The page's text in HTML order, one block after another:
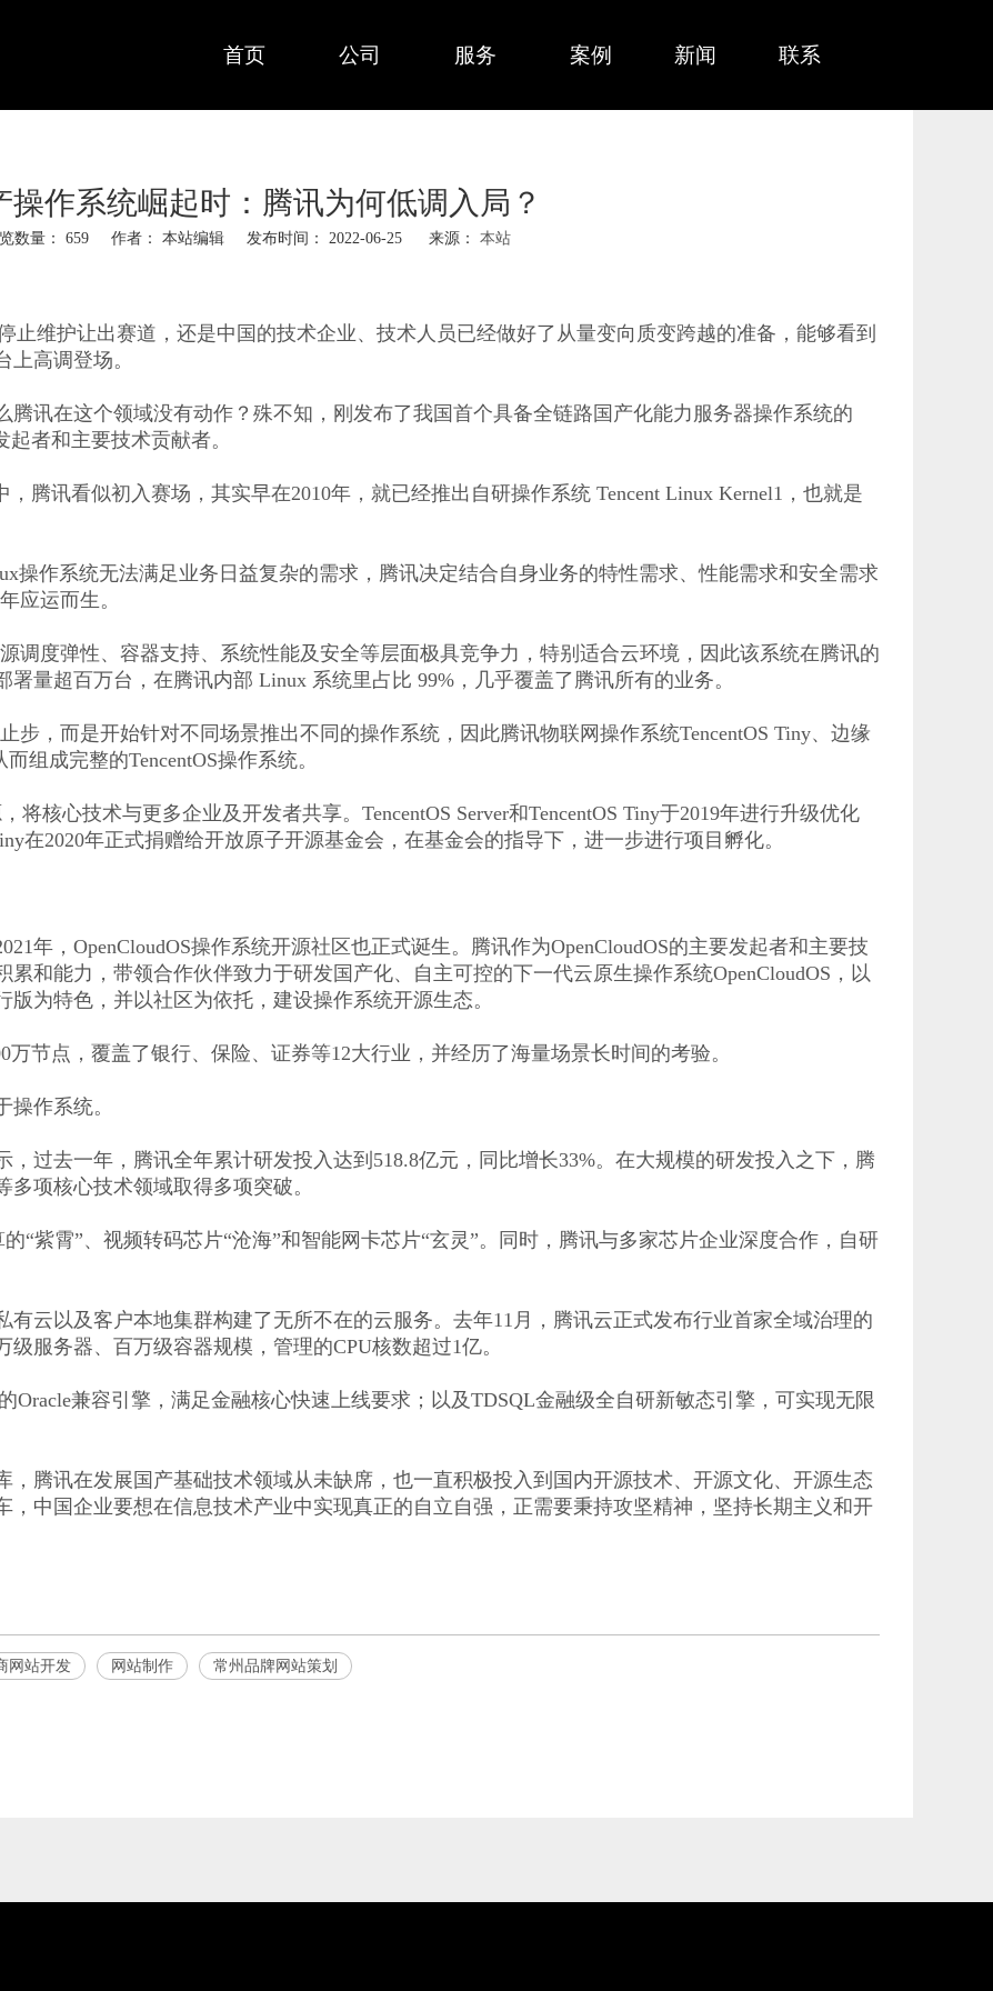
首页 公司 服务 案例 新闻 联系
操作系统崛起时：腾讯为何低调入局？
数量： 659作者： 本站编辑 发布时间： 2022-06-25 来源： 本站
止维护让出赛道，还是中国的技术企业、技术人员已经做好了从量变向质变跨越的准备，能够看到
高调登场。
讯在这个领域没有动作？殊不知，刚发布了我国首个具备全链路国产化能力服务器操作系统的
者和主要技术贡献者。
腾讯看似初入赛场，其实早在2010年，就已经推出自研操作系统 Tencent Linux Kernel1，也就是
操作系统无法满足业务日益复杂的需求，腾讯决定结合自身业务的特性需求、性能需求和安全需求
应运而生。
调度弹性、容器支持、系统性能及安全等层面极具竞争力，特别适合云环境，因此该系统在腾讯的
量超百万台，在腾讯内部 Linux 系统里占比 99%，几乎覆盖了腾讯所有的业务。
步，而是开始针对不同场景推出不同的操作系统，因此腾讯物联网操作系统TencentOS Tiny、边缘
组成完整的TencentOS操作系统。
将核心技术与更多企业及开发者共享。TencentOS Server和TencentOS Tiny于2019年进行升级优化
在2020年正式捐赠给开放原子开源基金会，在基金会的指导下，进一步进行项目孵化。
年，OpenCloudOS操作系统开源社区也正式诞生。腾讯作为OpenCloudOS的主要发起者和主要技
和能力，带领合作伙伴致力于研发国产化、自主可控的下一代云原生操作系统OpenCloudOS，以
为特色，并以社区为依托，建设操作系统开源生态。
万节点，覆盖了银行、保险、证券等12大行业，并经历了海量场景长时间的考验。
作系统。
，过去一年，腾讯全年累计研发投入达到518.8亿元，同比增长33%。在大规模的研发投入之下，腾
项核心技术领域取得多项突破。
“紫霄”、视频转码芯片“沧海”和智能网卡芯片“玄灵”。同时，腾讯与多家芯片企业深度合作，自研
云以及客户本地集群构建了无所不在的云服务。去年11月，腾讯云正式发布行业首家全域治理的
服务器、百万级容器规模，管理的CPU核数超过1亿。
Oracle兼容引擎，满足金融核心快速上线要求；以及TDSQL金融级全自研新敏态引擎，可实现无限
，腾讯在发展国产基础技术领域从未缺席，也一直积极投入到国内开源技术、开源文化、开源生态
，中国企业要想在信息技术产业中实现真正的自立自强，正需要秉持攻坚精神，坚持长期主义和开
网站开发 网站制作 常州品牌网站策划